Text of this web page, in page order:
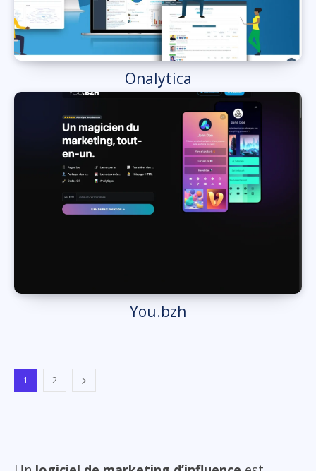
Onalytica
You.bzh
1 2